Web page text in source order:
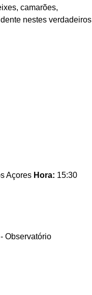
camarões,
nestes verdadeiros
Açores Hora: 15:30
Observatório